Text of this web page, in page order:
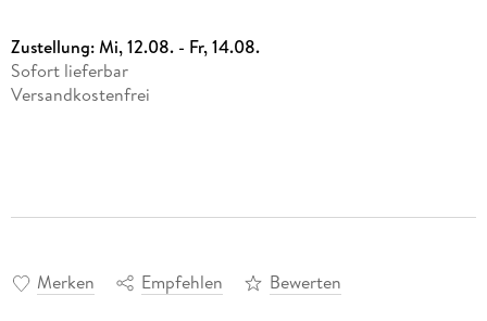
Zustellung:Mi, 12.08. - Fr, 14.08.
Sofort lieferbar
Versandkostenfrei
Merken Empfehlen Bewerten